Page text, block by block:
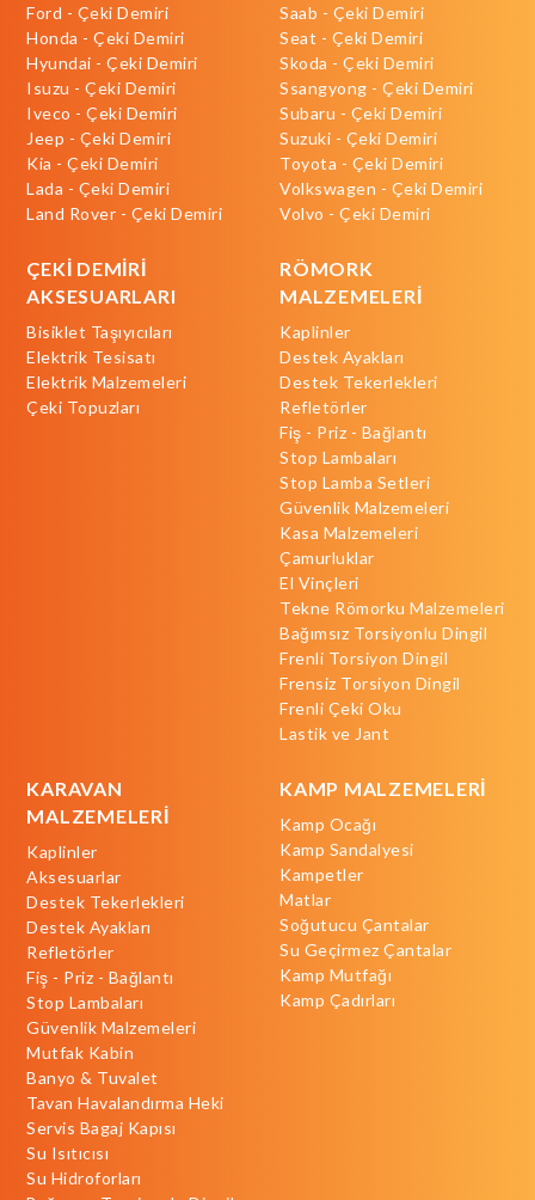
Ford - Çeki Demiri
Honda - Çeki Demiri
Hyundai - Çeki Demiri
Isuzu - Çeki Demiri
Iveco - Çeki Demiri
Jeep - Çeki Demiri
Kia - Çeki Demiri
Lada - Çeki Demiri
Land Rover - Çeki Demiri
Saab - Çeki Demiri
Seat - Çeki Demiri
Skoda - Çeki Demiri
Ssangyong - Çeki Demiri
Subaru - Çeki Demiri
Suzuki - Çeki Demiri
Toyota - Çeki Demiri
Volkswagen - Çeki Demiri
Volvo - Çeki Demiri
ÇEKİ DEMİRİ
AKSESUARLARI
Bisiklet Taşıyıcıları
Elektrik Tesisatı
Elektrik Malzemeleri
Çeki Topuzları
RÖMORK
MALZEMELERİ
Kaplinler
Destek Ayakları
Destek Tekerlekleri
Refletörler
Fiş - Priz - Bağlantı
Stop Lambaları
Stop Lamba Setleri
Güvenlik Malzemeleri
Kasa Malzemeleri
Çamurluklar
El Vinçleri
Tekne Römorku Malzemeleri
Bağımsız Torsiyonlu Dingil
Frenli Torsiyon Dingil
Frensiz Torsiyon Dingil
Frenli Çeki Oku
Lastik ve Jant
KARAVAN
MALZEMELERİ
Kaplinler
Aksesuarlar
Destek Tekerlekleri
Destek Ayakları
Refletörler
Fiş - Priz - Bağlantı
Stop Lambaları
Güvenlik Malzemeleri
Mutfak Kabin
Banyo & Tuvalet
Tavan Havalandırma Heki
Servis Bagaj Kapısı
Su Isıtıcısı
Su Hidroforları
KAMP MALZEMELERİ
Kamp Ocağı
Kamp Sandalyesi
Kampetler
Matlar
Soğutucu Çantalar
Su Geçirmez Çantalar
Kamp Mutfağı
Kamp Çadırları